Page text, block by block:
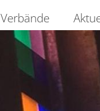
Verbände